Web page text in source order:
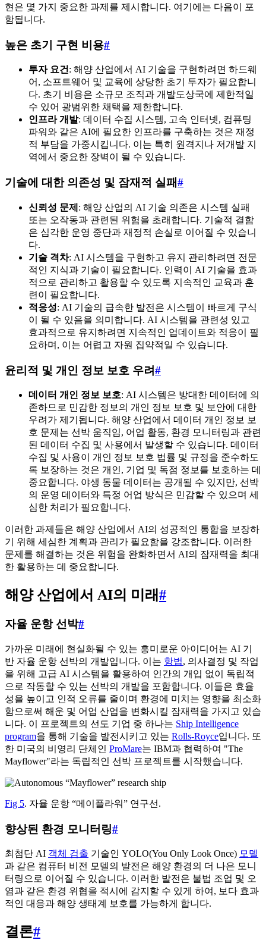
현은 몇 가지 중요한 과제를 제시합니다. 여기에는 다음이 포
함됩니다.
높은 초기 구현 비용#
투자 요건: 해양 산업에서 AI 기술을 구현하려면 하드웨
어, 소프트웨어 및 교육에 상당한 초기 투자가 필요합니
다. 초기 비용은 소규모 조직과 개발도상국에 제한적일
수 있어 광범위한 채택을 제한합니다.
인프라 개발: 데이터 수집 시스템, 고속 인터넷, 컴퓨팅
파워와 같은 AI에 필요한 인프라를 구축하는 것은 재정
적 부담을 가중시킵니다. 이는 특히 원격지나 저개발 지
역에서 중요한 장벽이 될 수 있습니다.
기술에 대한 의존성 및 잠재적 실패#
신뢰성 문제 : 해양 산업의 AI 기술 의존은 시스템 실패
또는 오작동과 관련된 위험을 초래합니다. 기술적 결함
은 심각한 운영 중단과 재정적 손실로 이어질 수 있습니
다.
기술 격차: AI 시스템을 구현하고 유지 관리하려면 전문
적인 지식과 기술이 필요합니다. 인력이 AI 기술을 효과
적으로 관리하고 활용할 수 있도록 지속적인 교육과 훈
련이 필요합니다.
적응성: AI 기술의 급속한 발전은 시스템이 빠르게 구식
이 될 수 있음을 의미합니다. AI 시스템을 관련성 있고
효과적으로 유지하려면 지속적인 업데이트와 적응이 필
요하며, 이는 어렵고 자원 집약적일 수 있습니다.
윤리적 및 개인 정보 보호 우려#
데이터 개인 정보 보호: AI 시스템은 방대한 데이터에 의
존하므로 민감한 정보의 개인 정보 보호 및 보안에 대한
우려가 제기됩니다. 해양 산업에서 데이터 개인 정보 보
호 문제는 선박 움직임, 어업 활동, 환경 모니터링과 관련
된 데이터 수집 및 사용에서 발생할 수 있습니다. 데이터
수집 및 사용이 개인 정보 보호 법률 및 규정을 준수하도
록 보장하는 것은 개인, 기업 및 독점 정보를 보호하는 데
중요합니다. 야생 동물 데이터는 공개될 수 있지만, 선박
의 운영 데이터와 특정 어업 방식은 민감할 수 있으며 세
심한 처리가 필요합니다.
이러한 과제들은 해양 산업에서 AI의 성공적인 통합을 보장하
기 위해 세심한 계획과 관리가 필요함을 강조합니다. 이러한
문제를 해결하는 것은 위험을 완화하면서 AI의 잠재력을 최대
한 활용하는 데 중요합니다.
해양 산업에서 AI의 미래#
자율 운항 선박#
가까운 미래에 현실화될 수 있는 흥미로운 아이디어는 AI 기
반 자율 운항 선박의 개발입니다. 이는 항법, 의사결정 및 작업
을 위해 고급 AI 시스템을 활용하여 인간의 개입 없이 독립적
으로 작동할 수 있는 선박의 개발을 포함합니다. 이들은 효율
성을 높이고 인적 오류를 줄이며 환경에 미치는 영향을 최소화
함으로써 해운 및 어업 산업을 변화시킬 잠재력을 가지고 있습
니다. 이 프로젝트의 선도 기업 중 하나는 Ship Intelligence
program을 통해 기술을 발전시키고 있는 Rolls-Royce입니다. 또
한 미국의 비영리 단체인 ProMare는 IBM과 협력하여 "The
Mayflower"라는 독립적인 선박 프로젝트를 시작했습니다.
Fig 5. 자율 운항 “메이플라워” 연구선.
향상된 환경 모니터링#
최첨단 AI 객체 검출 기술인 YOLO(You Only Look Once) 모델
과 같은 컴퓨터 비전 모델의 발전은 해양 환경의 더 나은 모니
터링으로 이어질 수 있습니다. 이러한 발전은 불법 조업 및 오
염과 같은 환경 위협을 적시에 감지할 수 있게 하여, 보다 효과
적인 대응과 해양 생태계 보호를 가능하게 합니다.
결론#